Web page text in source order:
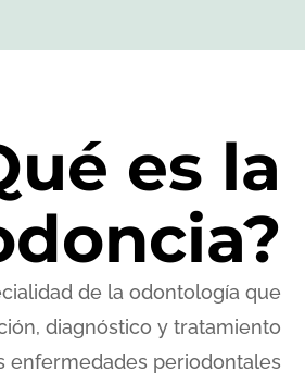
es la
de la odontología que
diagnóstico y tratamiento
enfermedades periodontales